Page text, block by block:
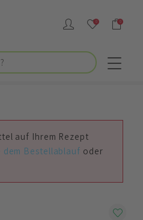
0 0
auf Ihrem Rezept
dem Bestellablauf oder